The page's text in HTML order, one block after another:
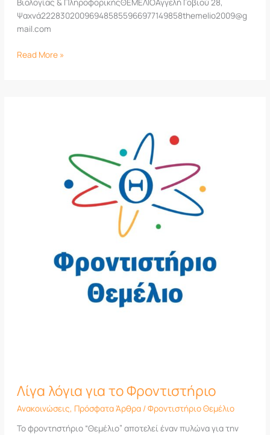
Βιολογίας & ΠληροφορικήςΘΕΜΕΛΙΟΑγγελή Γοβιού 28,
Ψαχνά222830200969485855966977149858themelio2009@g
mail.com
Read More »
Λίγα λόγια για το Φροντιστήριο
Ανακοινώσεις, Πρόσφατα Άρθρα/Φροντιστήριο Θεμέλιο
Το φροντηστήριο “Θεμέλιο” αποτελεί έναν πυλώνα για την
Φροντιστήριο